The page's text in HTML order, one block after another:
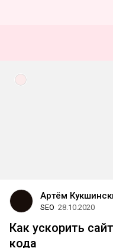
Артём
SEO 28.10.2020
Как ускорить
кода